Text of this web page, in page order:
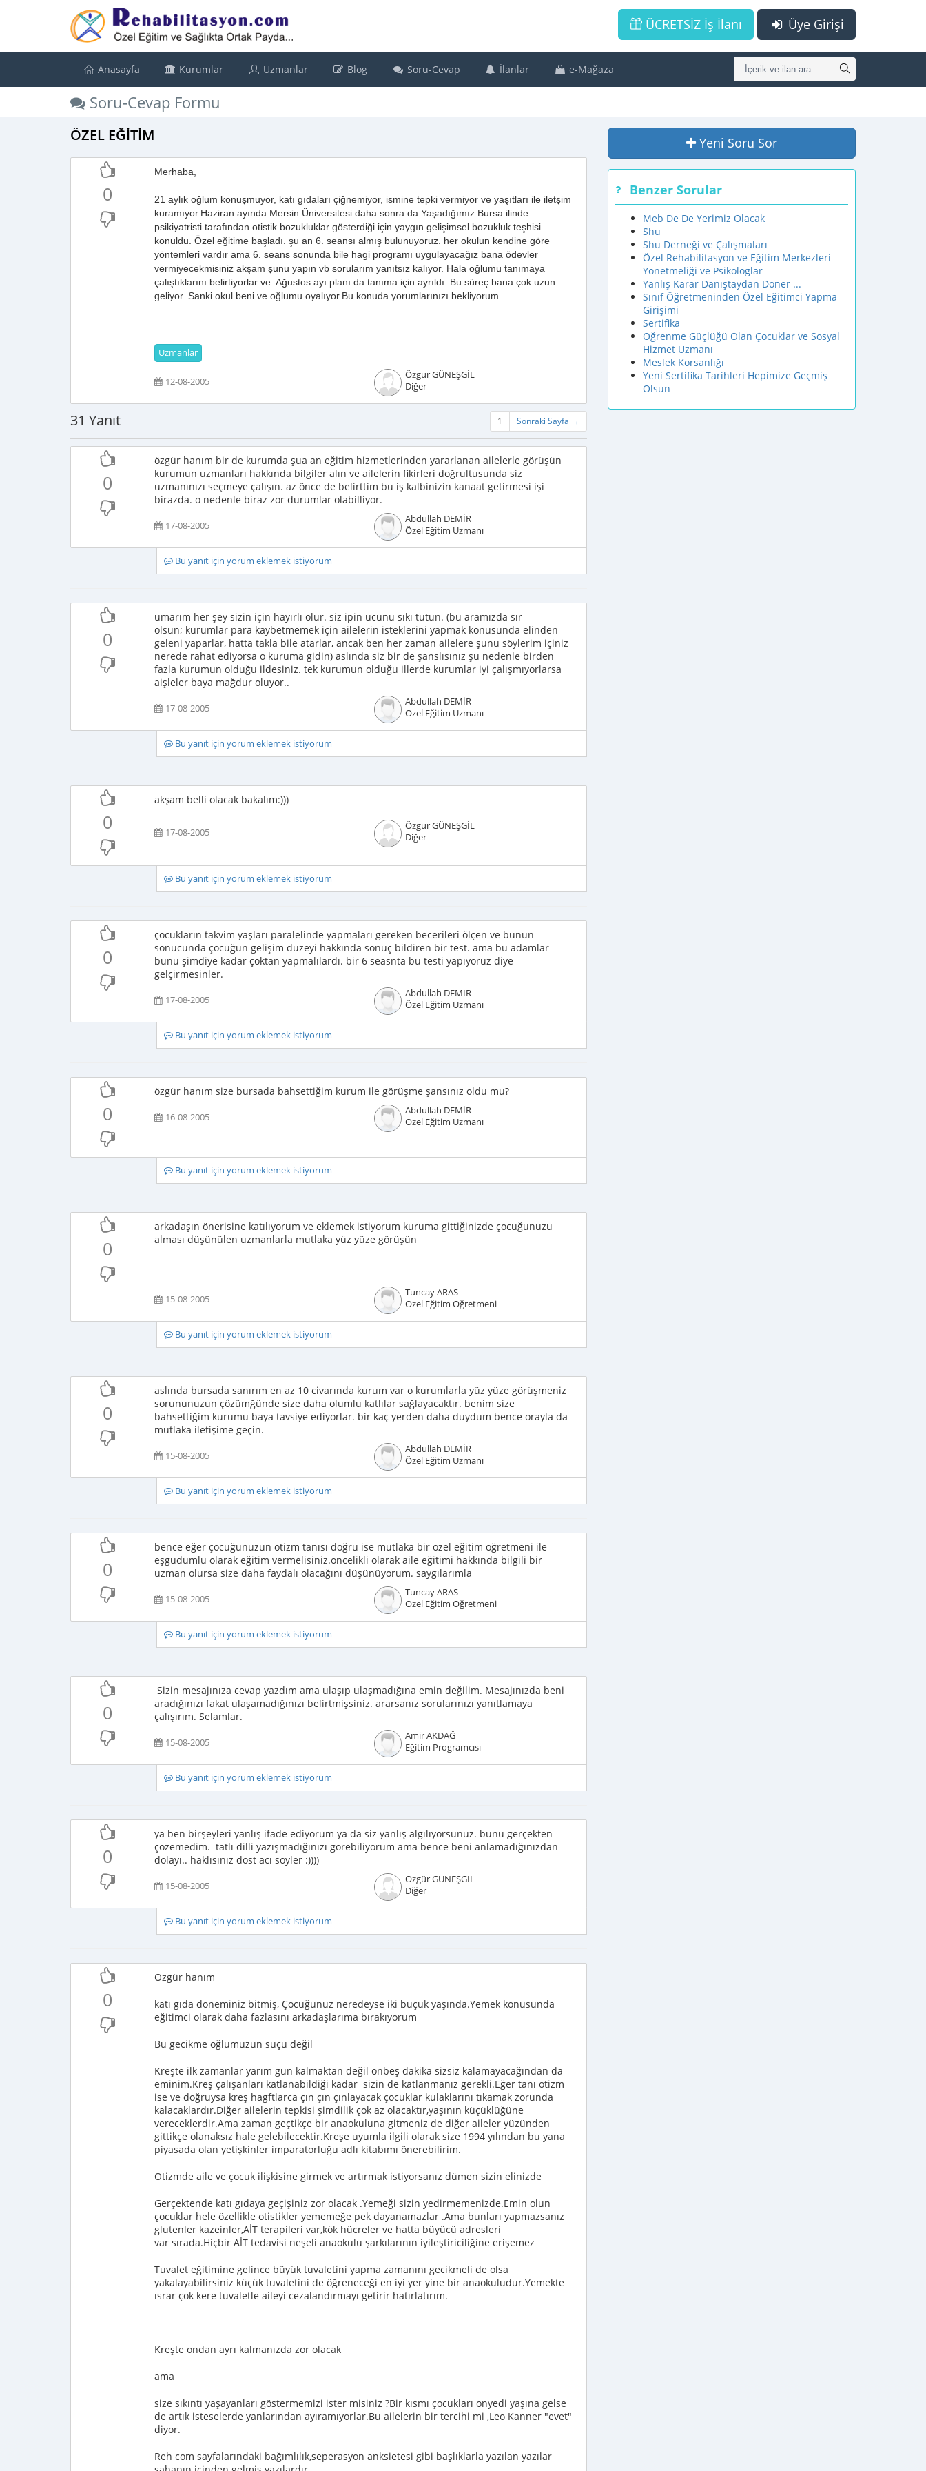
Üye Girişi
ÜCRETSİZ İş İlanı
Anasayfa Kurumlar Uzmanlar Blog Soru-Cevap İlanlar e-Mağaza
Soru-Cevap Formu
ÖZEL EĞİTİM
0
Merhaba,
21 aylık oğlum konuşmuyor, katı gıdaları çiğnemiyor, ismine tepki vermiyor ve yaşıtları ile iletşim
kuramıyor.Haziran ayında Mersin Üniversitesi daha sonra da Yaşadığımız Bursa ilinde
psikiyatristi tarafından otistik bozukluklar gösterdiği için yaygın gelişimsel bozukluk teşhisi
konuldu. Özel eğitime başladı. şu an 6. seansı almış bulunuyoruz. her okulun kendine göre
yöntemleri vardır ama 6. seans sonunda bile hagi programı uygulayacağız bana ödevler
vermiyecekmisiniz akşam şunu yapın vb sorularım yanıtsız kalıyor. Hala oğlumu tanımaya
çalıştıklarını belirtiyorlar ve Ağustos ayı planı da tanıma için ayrıldı. Bu süreç bana çok uzun
geliyor. Sanki okul beni ve oğlumu oyalıyor.Bu konuda yorumlarınızı bekliyorum.
Uzmanlar
12-08-2005
Özgür GÜNEŞGİL
Diğer
1 Sonraki Sayfa →
31 Yanıt
0
özgür hanım bir de kurumda şua an eğitim hizmetlerinden yararlanan ailelerle görüşün
kurumun uzmanları hakkında bilgiler alın ve ailelerin fikirleri doğrultusunda siz
uzmanınızı seçmeye çalışın. az önce de belirttim bu iş kalbinizin kanaat getirmesi işi
birazda. o nedenle biraz zor durumlar olabilliyor.
17-08-2005
Abdullah DEMİR
Özel Eğitim Uzmanı
Bu yanıt için yorum eklemek istiyorum
0
umarım her şey sizin için hayırlı olur. siz ipin ucunu sıkı tutun. (bu aramızda sır
olsun; kurumlar para kaybetmemek için ailelerin isteklerini yapmak konusunda elinden
geleni yaparlar, hatta takla bile atarlar, ancak ben her zaman ailelere şunu söylerim içiniz
nerede rahat ediyorsa o kuruma gidin) aslında siz bir de şanslısınız şu nedenle birden
fazla kurumun olduğu ildesiniz. tek kurumun olduğu illerde kurumlar iyi çalışmıyorlarsa
aişleler baya mağdur oluyor..
17-08-2005
Abdullah DEMİR
Özel Eğitim Uzmanı
Bu yanıt için yorum eklemek istiyorum
0
akşam belli olacak bakalım:)))
17-08-2005
Özgür GÜNEŞGİL
Diğer
Bu yanıt için yorum eklemek istiyorum
0
çocukların takvim yaşları paralelinde yapmaları gereken becerileri ölçen ve bunun
sonucunda çocuğun gelişim düzeyi hakkında sonuç bildiren bir test. ama bu adamlar
bunu şimdiye kadar çoktan yapmalılardı. bir 6 seasnta bu testi yapıyoruz diye
gelçirmesinler.
17-08-2005
Abdullah DEMİR
Özel Eğitim Uzmanı
Bu yanıt için yorum eklemek istiyorum
0
özgür hanım size bursada bahsettiğim kurum ile görüşme şansınız oldu mu?
16-08-2005
Abdullah DEMİR
Özel Eğitim Uzmanı
Bu yanıt için yorum eklemek istiyorum
0
arkadaşın önerisine katılıyorum ve eklemek istiyorum kuruma gittiğinizde çocuğunuzu
alması düşünülen uzmanlarla mutlaka yüz yüze görüşün
15-08-2005
Tuncay ARAS
Özel Eğitim Öğretmeni
Bu yanıt için yorum eklemek istiyorum
0
aslında bursada sanırım en az 10 civarında kurum var o kurumlarla yüz yüze görüşmeniz
sorununuzun çözümğünde size daha olumlu katlılar sağlayacaktır. benim size
bahsettiğim kurumu baya tavsiye ediyorlar. bir kaç yerden daha duydum bence orayla da
mutlaka iletişime geçin.
15-08-2005
Abdullah DEMİR
Özel Eğitim Uzmanı
Bu yanıt için yorum eklemek istiyorum
0
bence eğer çocuğunuzun otizm tanısı doğru ise mutlaka bir özel eğitim öğretmeni ile
eşgüdümlü olarak eğitim vermelisiniz.öncelikli olarak aile eğitimi hakkında bilgili bir
uzman olursa size daha faydalı olacağını düşünüyorum. saygılarımla
15-08-2005
Tuncay ARAS
Özel Eğitim Öğretmeni
Bu yanıt için yorum eklemek istiyorum
0
Sizin mesajınıza cevap yazdım ama ulaşıp ulaşmadığına emin değilim. Mesajınızda beni
aradığınızı fakat ulaşamadığınızı belirtmişsiniz. ararsanız sorularınızı yanıtlamaya
çalışırım. Selamlar.
15-08-2005
Amir AKDAĞ
Eğitim Programcısı
Bu yanıt için yorum eklemek istiyorum
0
ya ben birşeyleri yanlış ifade ediyorum ya da siz yanlış algılıyorsunuz. bunu gerçekten
çözemedim. tatlı dilli yazışmadığınızı görebiliyorum ama bence beni anlamadığınızdan
dolayı.. haklısınız dost acı söyler :))))
15-08-2005
Özgür GÜNEŞGİL
Diğer
Bu yanıt için yorum eklemek istiyorum
0
Özgür hanım
katı gıda döneminiz bitmiş, Çocuğunuz neredeyse iki buçuk yaşında.Yemek konusunda
eğitimci olarak daha fazlasını arkadaşlarıma bırakıyorum
Bu gecikme oğlumuzun suçu değil
Kreşte ilk zamanlar yarım gün kalmaktan değil onbeş dakika sizsiz kalamayacağından da
eminim.Kreş çalışanları katlanabildiği kadar sizin de katlanmanız gerekli.Eğer tanı otizm
ise ve doğruysa kreş hagftlarca çın çın çınlayacak çocuklar kulaklarını tıkamak zorunda
kalacaklardır.Diğer ailelerin tepkisi şimdilik çok az olacaktır,yaşının küçüklüğüne
vereceklerdir.Ama zaman geçtikçe bir anaokuluna gitmeniz de diğer aileler yüzünden
gittikçe olanaksız hale gelebilecektir.Kreşe uyumla ilgili olarak size 1994 yılından bu yana
piyasada olan yetişkinler imparatorluğu adlı kitabımı önerebilirim.
Otizmde aile ve çocuk ilişkisine girmek ve artırmak istiyorsanız dümen sizin elinizde
Gerçektende katı gıdaya geçişiniz zor olacak .Yemeği sizin yedirmemenizde.Emin olun
çocuklar hele özellikle otistikler yememeğe pek dayanamazlar .Ama bunları yapmazsanız
glutenler kazeinler,AİT terapileri var,kök hücreler ve hatta büyücü adresleri
var sırada.Hiçbir AİT tedavisi neşeli anaokulu şarkılarının iyileştiriciliğine erişemez
Tuvalet eğitimine gelince büyük tuvaletini yapma zamanını gecikmeli de olsa
yakalayabilirsiniz küçük tuvaletini de öğreneceği en iyi yer yine bir anaokuludur.Yemekte
ısrar çok kere tuvaletle aileyi cezalandırmayı getirir hatırlatırım.
Kreşte ondan ayrı kalmanızda zor olacak
ama
size sıkıntı yaşayanları göstermemizi ister misiniz ?Bir kısmı çocukları onyedi yaşına gelse
de artık isteselerde yanlarından ayıramıyorlar.Bu ailelerin bir tercihi mi ,Leo Kanner "evet"
diyor.
Reh com sayfalarındaki bağımlılık,seperasyon anksietesi gibi başlıklarla yazılan yazılar
Yeni Soru Sor
Benzer Sorular
Meb De De Yerimiz Olacak
Shu
Shu Derneği ve Çalışmaları
Özel Rehabilitasyon ve Eğitim Merkezleri
Yönetmeliği ve Psikologlar
Yanlış Karar Danıştaydan Döner ...
Sınıf Öğretmeninden Özel Eğitimci Yapma
Girişimi
Sertifika
Öğrenme Güçlüğü Olan Çocuklar ve Sosyal
Hizmet Uzmanı
Meslek Korsanlığı
Yeni Sertifika Tarihleri Hepimize Geçmiş
Olsun